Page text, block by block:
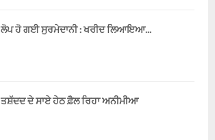
ਲੋਪ ਹੋ ਗਈ ਸੁਰਮੇਦਾਨੀ : ਖਰੀਦ ਲਿਆਇਆ...
ਤਸ਼ੱਦਦ ਦੇ ਸਾਏ ਹੇਠ ਫ਼ੈਲ ਰਿਹਾ ਅਨੀਮੀਆ